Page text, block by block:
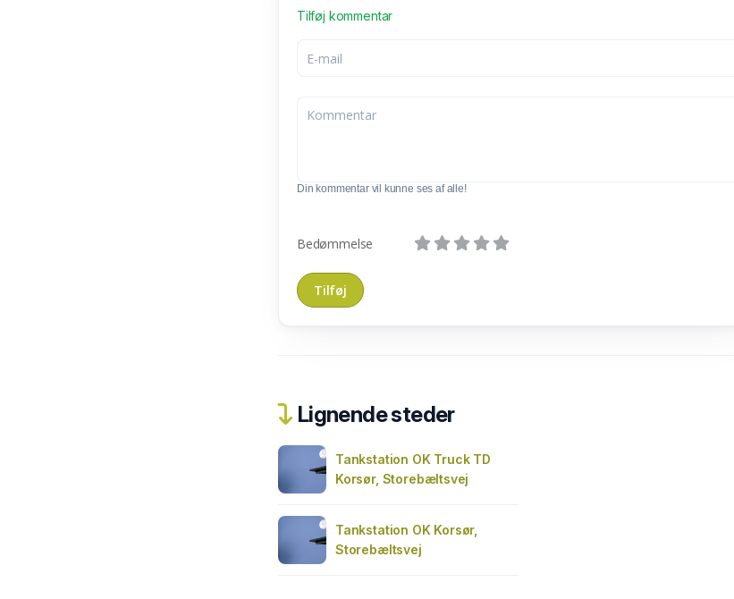
Tilføj kommentar
Din kommentar vil kunne ses af alle!
Bedømmelse
Lignende steder
Tankstation OK Truck TD
Korsør, Storebæltsvej
Tankstation OK Korsør,
Storebæltsvej